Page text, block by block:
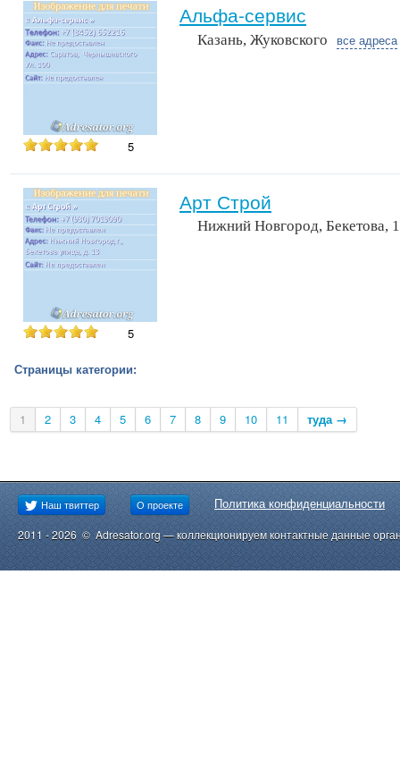
5
Альфа-сервис
Казань, Жуковского все адреса
5
Арт Строй
Нижний Новгород, Бекетова,
Страницы категории:
1 2 3 4 5 6 7 8 9 10 11 туда →
Наш твиттер О проекте Политика конфиденциальности
2011 - 2026 © Adresator.org — коллекционируем контактные данные